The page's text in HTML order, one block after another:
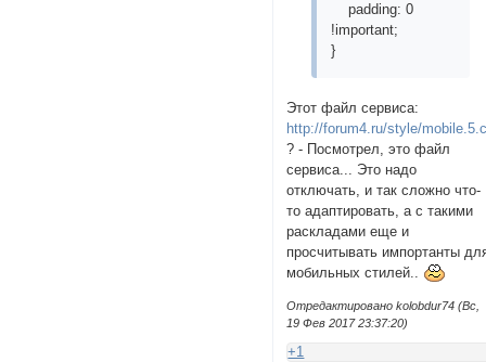
padding: 0
!important;
}
Этот файл сервиса:
http://forum4.ru/style/
? - Посмотрел, это файл
сервиса... Это надо
отключать, и так сложно что-
то адаптировать, а с такими
раскладами еще и
просчитывать импортанты
мобильных стилей..
Отредактировано kolobdur74 (Вс,
19 Фев 2017 23:37:20)
+1